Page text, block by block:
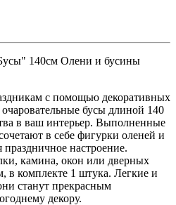
140см Олени и бусины
с помощью декоративных
бусы длиной 140
в ваш интерьер. Выполненные
в себе фигурки оленей и
праздничное настроение.
камина, окон или дверных
в комплекте 1 штука. Легкие и
станут прекрасным
декору.